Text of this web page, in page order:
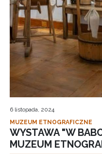
6 listopada, 2024
MUZEUM ETNOGRAFICZNE
WYSTAWA "W
MUZEUM